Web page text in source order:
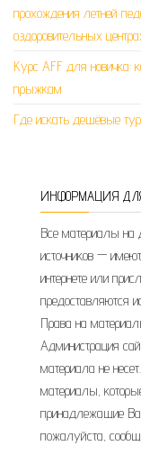
прохождения летней
оздоровительных
Курс AFF для новичка:
прыжкам
Где искать дешёвые
ИНФОРМАЦИЯ
Все материалы на
источников —
интернете или
предоставляются
Права на
Администрация
материала не
материалы,
принадлежащие
пожалуйста,